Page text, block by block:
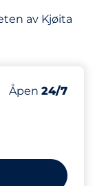
av Kjøita
Antall
39
Torsdag&nbsp
Åpen 24/7